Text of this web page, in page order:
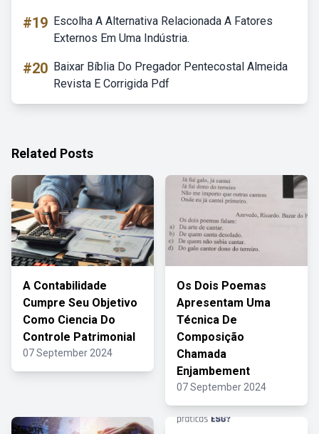
#19 Escolha A Alternativa Relacionada A Fatores
Externos Em Uma Indústria.
#20 Baixar Bíblia Do Pregador Pentecostal Almeida
Revista E Corrigida Pdf
Related Posts
A Contabilidade
Cumpre Seu Objetivo
Como Ciencia Do
Controle Patrimonial
07 September 2024
Os Dois Poemas
Apresentam Uma
Técnica De
Composição
Chamada
Enjambement
07 September 2024